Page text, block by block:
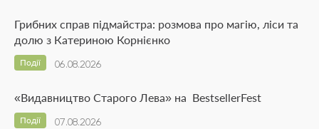
Грибних справ підмайстра: розмова про магію, ліси та
долю з Катериною Корнієнко
06.08.2026
Події
«Видавництво Старого Лева» на BestsellerFest
07.08.2026
Події